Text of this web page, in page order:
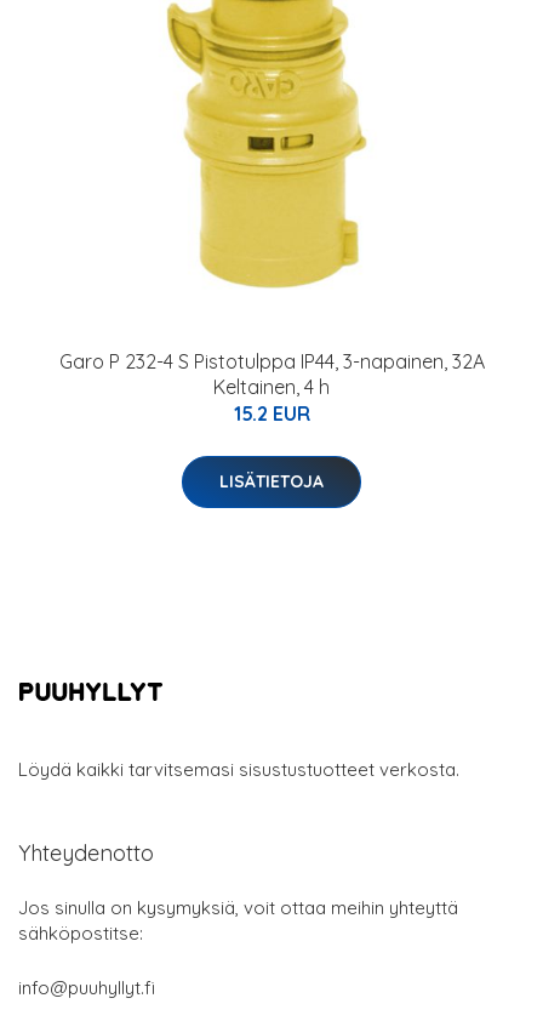
Garo P 232-4 S Pistotulppa IP44, 3-napainen, 32A
Keltainen, 4 h
15.2 EUR
LISÄTIETOJA
Löydä kaikki tarvitsemasi sisustustuotteet verkosta.
Yhteydenotto
Jos sinulla on kysymyksiä, voit ottaa meihin yhteyttä
sähköpostitse:
info@puuhyllyt.fi